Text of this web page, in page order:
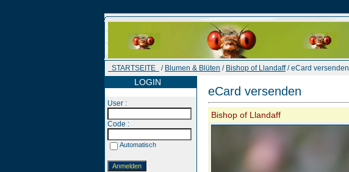
STARTSEITE / Blumen & Blüten / Bishop of Llandaff/ eCard versenden
LOGIN
User :
Code :
Automatisch
eCard versenden
Bishop of Llandaff